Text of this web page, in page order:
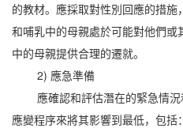
的教材。應採取對性別回應的措
和哺乳中的母親處於可能對他們
中的母親提供合理的遷就。
2) 應急準備
應確認和評估潛在的緊急情況
應變程序來將其影響到最低，包